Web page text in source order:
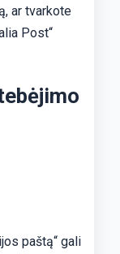
ar tvarkote
Post“
paštą“ gali